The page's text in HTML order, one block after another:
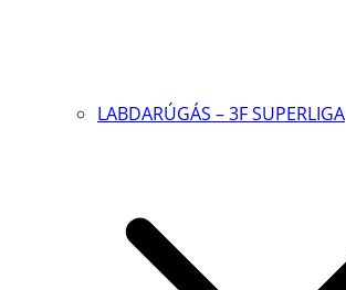
LABDARÚGÁS – 3F SUPERLIGA